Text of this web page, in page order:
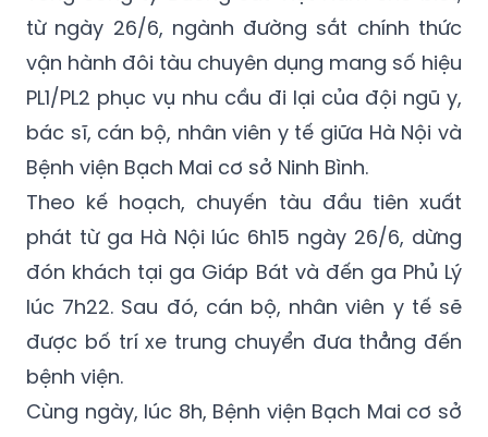
Tổng công ty Đường sắt Việt Nam cho biết,
từ ngày 26/6, ngành đường sắt chính thức
vận hành đôi tàu chuyên dụng mang số hiệu
PL1/PL2 phục vụ nhu cầu đi lại của đội ngũ y,
bác sĩ, cán bộ, nhân viên y tế giữa Hà Nội và
Bệnh viện Bạch Mai cơ sở Ninh Bình.
Theo kế hoạch, chuyến tàu đầu tiên xuất
phát từ ga Hà Nội lúc 6h15 ngày 26/6, dừng
đón khách tại ga Giáp Bát và đến ga Phủ Lý
lúc 7h22. Sau đó, cán bộ, nhân viên y tế sẽ
được bố trí xe trung chuyển đưa thẳng đến